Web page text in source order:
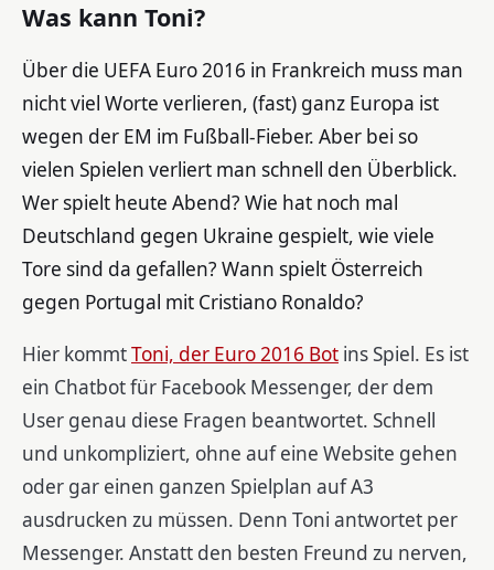
Was kann Toni?
Über die UEFA Euro 2016 in Frankreich muss man
nicht viel Worte verlieren, (fast) ganz Europa ist
wegen der EM im Fußball-Fieber. Aber bei so
vielen Spielen verliert man schnell den Überblick.
Wer spielt heute Abend? Wie hat noch mal
Deutschland gegen Ukraine gespielt, wie viele
Tore sind da gefallen? Wann spielt Österreich
gegen Portugal mit Cristiano Ronaldo?
Hier kommtToni, der Euro 2016 Bot ins Spiel. Es ist
ein Chatbot für Facebook Messenger, der dem
User genau diese Fragen beantwortet. Schnell
und unkompliziert, ohne auf eine Website gehen
oder gar einen ganzen Spielplan auf A3
ausdrucken zu müssen. Denn Toni antwortet per
Messenger. Anstatt den besten Freund zu nerven,